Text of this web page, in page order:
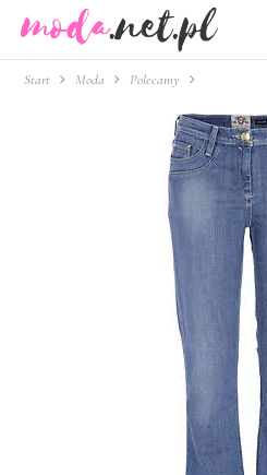
Start Moda Polecamy